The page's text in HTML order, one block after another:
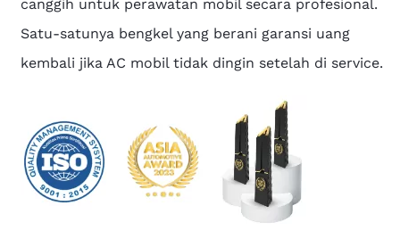
canggih untuk perawatan mobil secara profesional.
Satu-satunya bengkel yang berani garansi uang
kembali jika AC mobil tidak dingin setelah di service.